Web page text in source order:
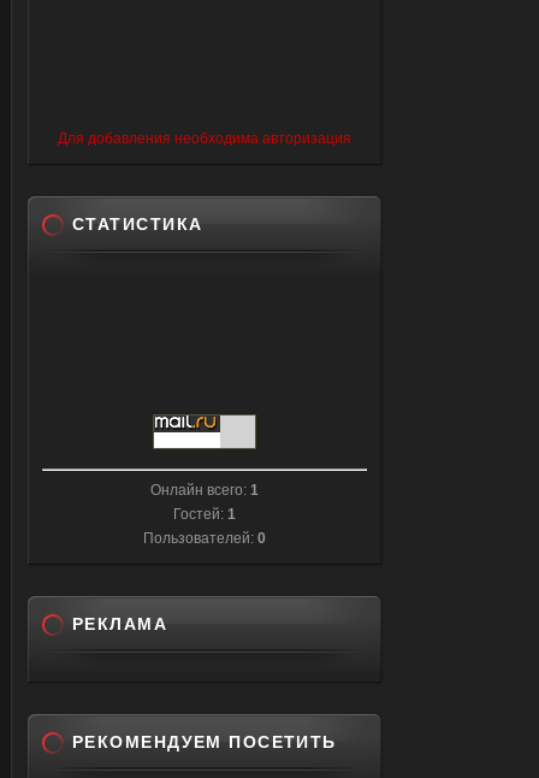
Для добавления необходима авторизация
СТАТИСТИКА
Онлайн всего: 1
Гостей: 1
Пользователей: 0
РЕКЛАМА
РЕКОМЕНДУЕМ ПОСЕТИТЬ